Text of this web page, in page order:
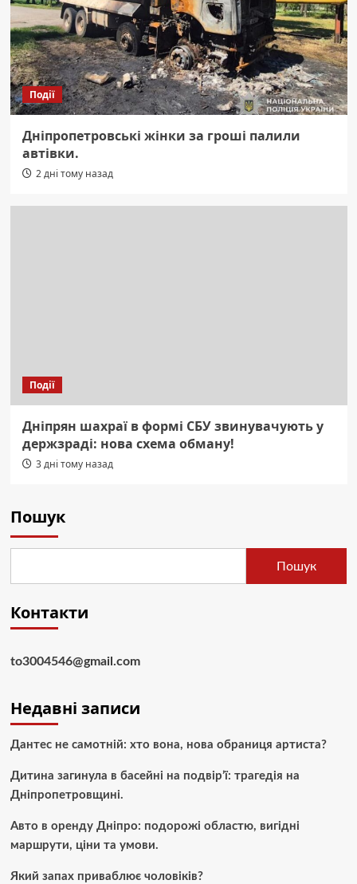
Події
Дніпропетровські жінки за гроші палили
автівки.
2 дні тому назад
Події
Дніпрян шахраї в формі СБУ звинувачують у
держзраді: нова схема обману!
3 дні тому назад
Пошук
Пошук
Контакти
to3004546@gmail.com
Недавні записи
Дантес не самотній: хто вона, нова обраниця артиста?
Дитина загинула в басейні на подвір’ї: трагедія на
Дніпропетровщині.
Авто в оренду Дніпро: подорожі областю, вигідні
маршрути, ціни та умови.
Який запах приваблює чоловіків?